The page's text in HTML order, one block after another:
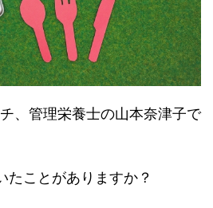
、管理栄養士の山本奈津子で
たことがありますか？